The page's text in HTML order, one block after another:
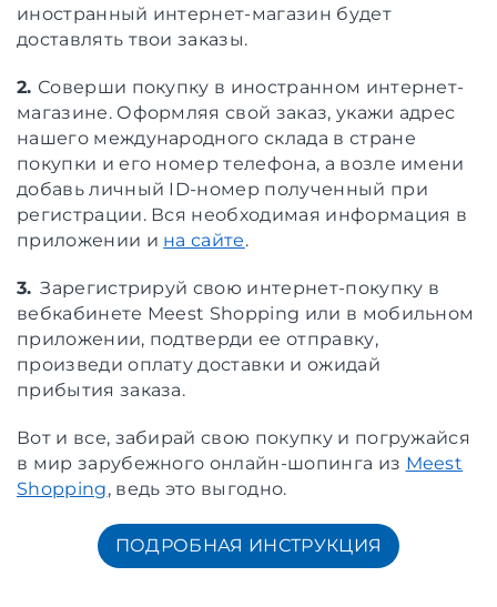
иностранный интернет-магазин будет
доставлять твои заказы.
2. Соверши покупку в иностранном интернет-
магазине. Оформляя свой заказ, укажи адрес
нашего международного склада в стране
покупки и его номер телефона, а возле имени
добавь личный ID-номер полученный при
регистрации. Вся необходимая информация в
приложении и на сайте.
3. Зарегистрируй свою интернет-покупку в
вебкабинете Meest Shopping или в мобильном
приложении, подтверди ее отправку,
произведи оплату доставки и ожидай
прибытия заказа.
Вот и все, забирай свою покупку и погружайся
в мир зарубежного онлайн-шопинга из Meest
Shopping, ведь это выгодно.
ПОДРОБНАЯ ИНСТРУКЦИЯ